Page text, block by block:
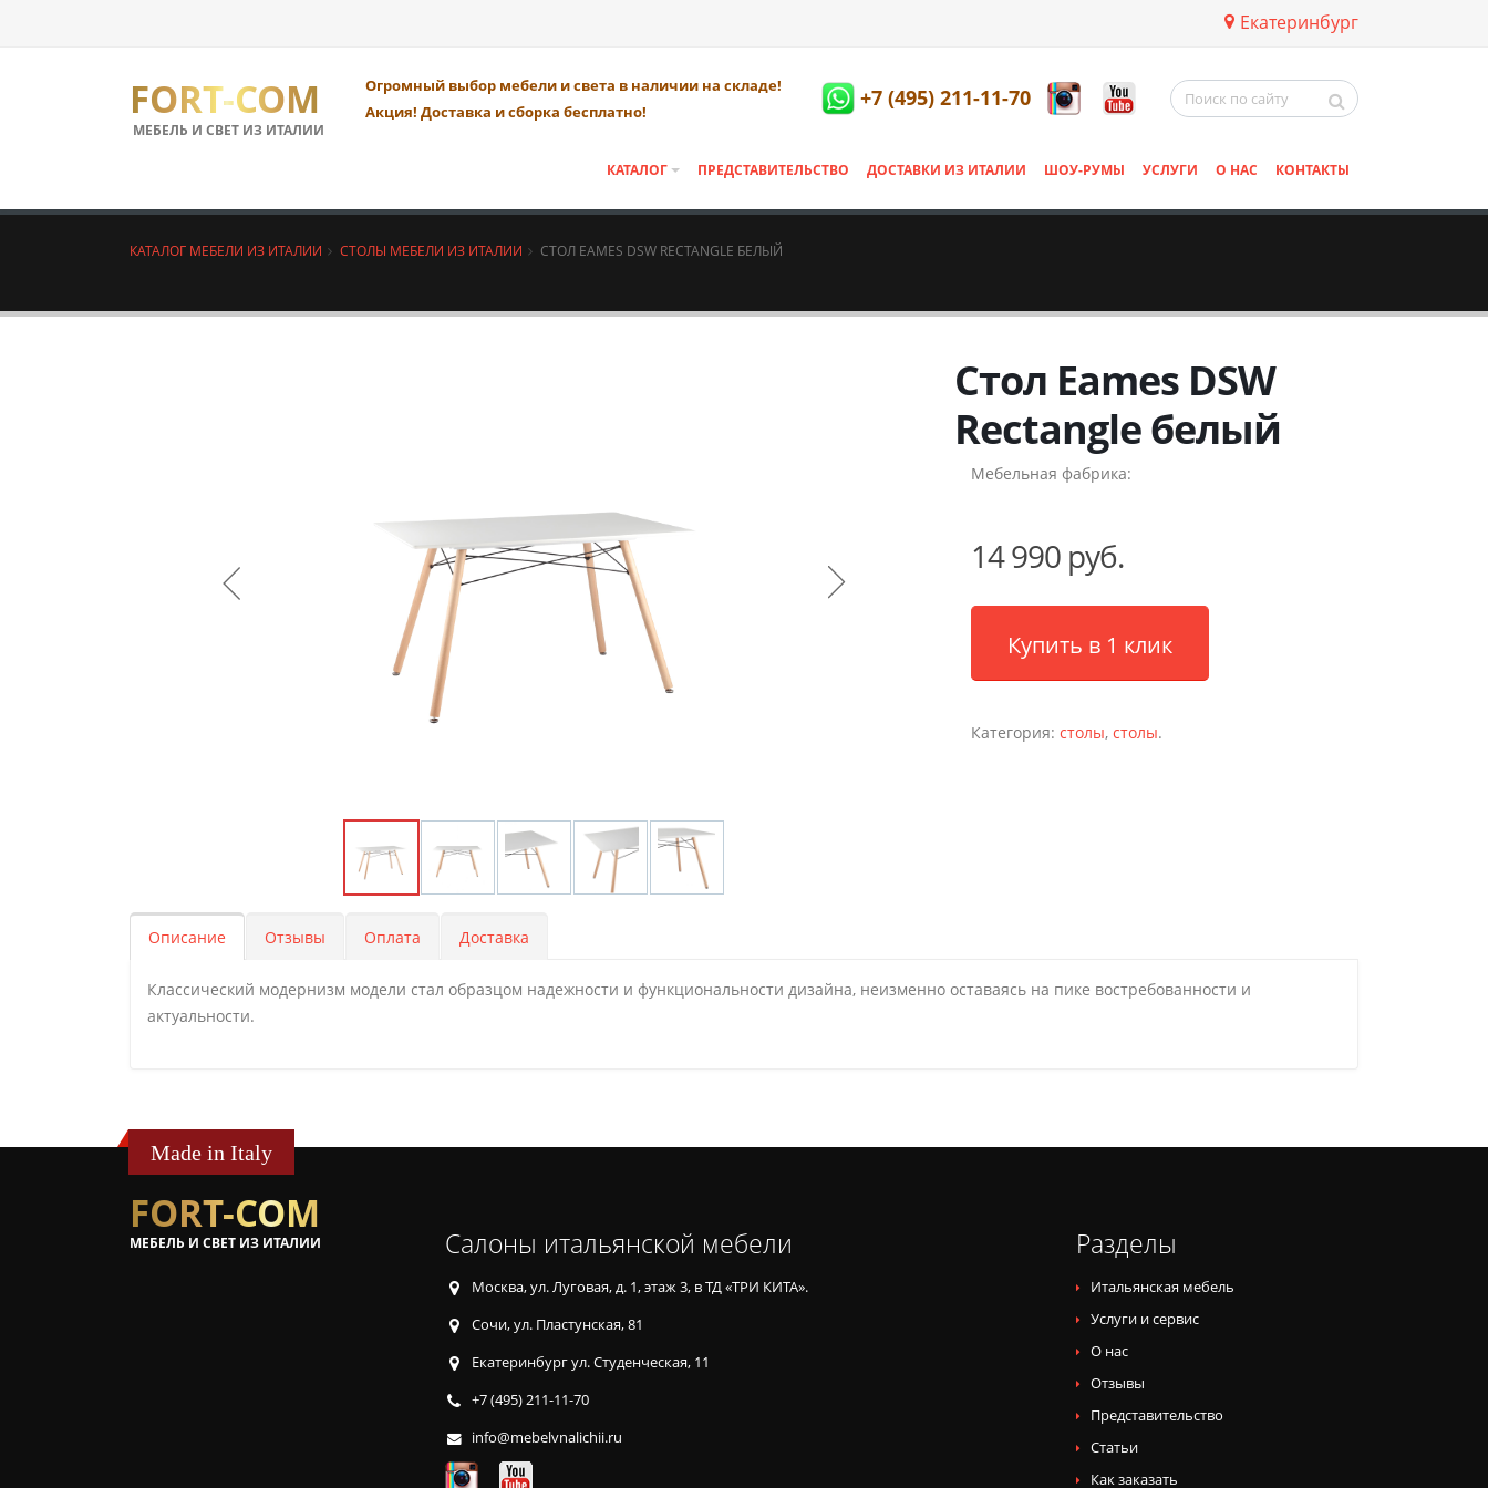
Екатеринбург
FORT-COM
МЕБЕЛЬ И СВЕТ ИЗ ИТАЛИИ
Огромный выбор мебели и света в наличии на складе!
Акция! Доставка и сборка бесплатно!
+7 (495) 211-11-70
КАТАЛОГ ПРЕДСТАВИТЕЛЬСТВО ДОСТАВКИ ИЗ ИТАЛИИ ШОУ-РУМЫ УСЛУГИ О НАС КОНТАКТЫ
КАТАЛОГ МЕБЕЛИ ИЗ ИТАЛИИ СТОЛЫ МЕБЕЛИ ИЗ ИТАЛИИ СТОЛ EAMES DSW RECTANGLE БЕЛЫЙ
Стол Eames DSW
Rectangle белый
Мебельная фабрика:
14 990 руб.
Купить в 1 клик
Категория: столы, столы.
Описание Отзывы Оплата Доставка
Классический модернизм модели стал образцом надежности и функциональности дизайна, неизменно оставаясь на пике востребованности и
актуальности.
Made in Italy
FORT-COM
МЕБЕЛЬ И СВЕТ ИЗ ИТАЛИИ Салоны итальянской мебели
Москва, ул. Луговая, д. 1, этаж 3, в ТД «ТРИ КИТА».
Сочи, ул. Пластунская, 81
Екатеринбург ул. Студенческая, 11
+7 (495) 211-11-70
info@mebelvnalichii.ru
Разделы
Итальянская мебель
Услуги и сервис
О нас
Отзывы
Представительство
Статьи
Как заказать